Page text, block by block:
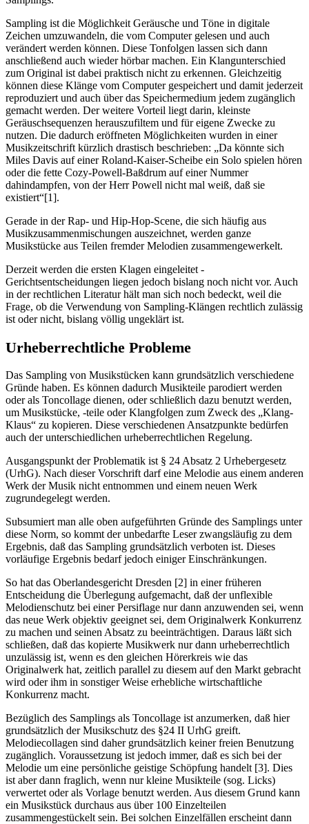
Sampling ist die Möglichkeit Geräusche und Töne in digitale
Zeichen umzuwandeln, die vom Computer gelesen und auch
verändert werden können. Diese Tonfolgen lassen sich dann
anschließend auch wieder hörbar machen. Ein Klangunterschied
zum Original ist dabei praktisch nicht zu erkennen. Gleichzeitig
können diese Klänge vom Computer gespeichert und damit jederzeit
reproduziert und auch über das Speichermedium jedem zugänglich
gemacht werden. Der weitere Vorteil liegt darin, kleinste
Geräuschsequenzen herauszufiltem und für eigene Zwecke zu
nutzen. Die dadurch eröffneten Möglichkeiten wurden in einer
Musikzeitschrift kürzlich drastisch beschrieben: „Da könnte sich
Miles Davis auf einer Roland-Kaiser-Scheibe ein Solo spielen hören
oder die fette Cozy-Powell-Baßdrum auf einer Nummer
dahindampfen, von der Herr Powell nicht mal weiß, daß sie
existiert“[1].
Gerade in der Rap- und Hip-Hop-Scene, die sich häufig aus
Musikzusammenmischungen auszeichnet, werden ganze
Musikstücke aus Teilen fremder Melodien zusammengewerkelt.
Derzeit werden die ersten Klagen eingeleitet -
Gerichtsentscheidungen liegen jedoch bislang noch nicht vor. Auch
in der rechtlichen Literatur hält man sich noch bedeckt, weil die
Frage, ob die Verwendung von Sampling-Klängen rechtlich zulässig
ist oder nicht, bislang völlig ungeklärt ist.
Urheberrechtliche Probleme
Das Sampling von Musikstücken kann grundsätzlich verschiedene
Gründe haben. Es können dadurch Musikteile parodiert werden
oder als Toncollage dienen, oder schließlich dazu benutzt werden,
um Musikstücke, -teile oder Klangfolgen zum Zweck des „Klang-
Klaus“ zu kopieren. Diese verschiedenen Ansatzpunkte bedürfen
auch der unterschiedlichen urheberrechtlichen Regelung.
Ausgangspunkt der Problematik ist § 24 Absatz 2 Urhebergesetz
(UrhG). Nach dieser Vorschrift darf eine Melodie aus einem anderen
Werk der Musik nicht entnommen und einem neuen Werk
zugrundegelegt werden.
Subsumiert man alle oben aufgeführten Gründe des Samplings unter
diese Norm, so kommt der unbedarfte Leser zwangsläufig zu dem
Ergebnis, daß das Sampling grundsätzlich verboten ist. Dieses
vorläufige Ergebnis bedarf jedoch einiger Einschränkungen.
So hat das Oberlandesgericht Dresden [2] in einer früheren
Entscheidung die Überlegung aufgemacht, daß der unflexible
Melodienschutz bei einer Persiflage nur dann anzuwenden sei, wenn
das neue Werk objektiv geeignet sei, dem Originalwerk Konkurrenz
zu machen und seinen Absatz zu beeinträchtigen. Daraus läßt sich
schließen, daß das kopierte Musikwerk nur dann urheberrechtlich
unzulässig ist, wenn es den gleichen Hörerkreis wie das
Originalwerk hat, zeitlich parallel zu diesem auf den Markt gebracht
wird oder ihm in sonstiger Weise erhebliche wirtschaftliche
Konkurrenz macht.
Bezüglich des Samplings als Toncollage ist anzumerken, daß hier
grundsätzlich der Musikschutz des §24 II UrhG greift.
Melodiecollagen sind daher grundsätzlich keiner freien Benutzung
zugänglich. Voraussetzung ist jedoch immer, daß es sich bei der
Melodie um eine persönliche geistige Schöpfung handelt [3]. Dies
ist aber dann fraglich, wenn nur kleine Musikteile (sog. Licks)
verwertet oder als Vorlage benutzt werden. Aus diesem Grund kann
ein Musikstück durchaus aus über 100 Einzelteilen
zusammengestückelt sein. Bei solchen Einzelfällen erscheint dann